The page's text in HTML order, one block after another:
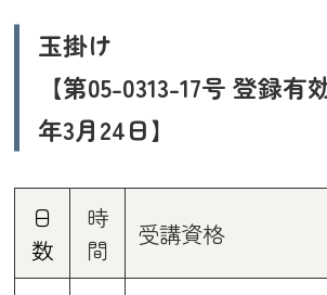
玉掛け
【第05-0313-17号 登録有
年3月24日】
日
数
時
間
受講資格